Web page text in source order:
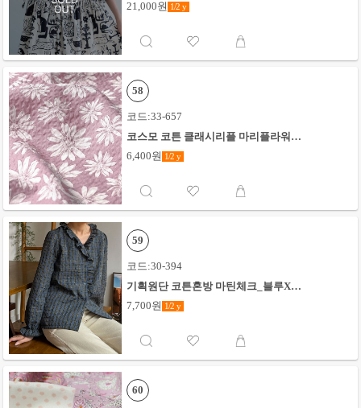
21,000원 1/2 y
58
코드:33-657
코스모 코튼 클래시리플 마리플라워_
6,400원 1/2 y
59
코드:30-394
기획원단 코튼혼방 마틴체크_블루X옐
7,700원 1/2 y
60